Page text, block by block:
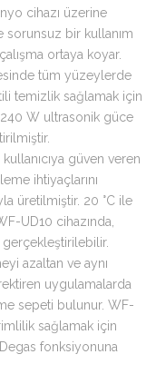
cihazı üzerine
sorunsuz bir kullanım
ortaya koyar.
tüm yüzeylerde
temizlik sağlamak için
W ultrasonik güce
güven veren
ihtiyaçlarını
üretilmiştir. 20 °C ile
UD10 cihazında,
gerçekleştirilebilir.
azaltan ve aynı
uygulamalarda
sepeti bulunur. WF-
sağlamak için
fonksiyonuna